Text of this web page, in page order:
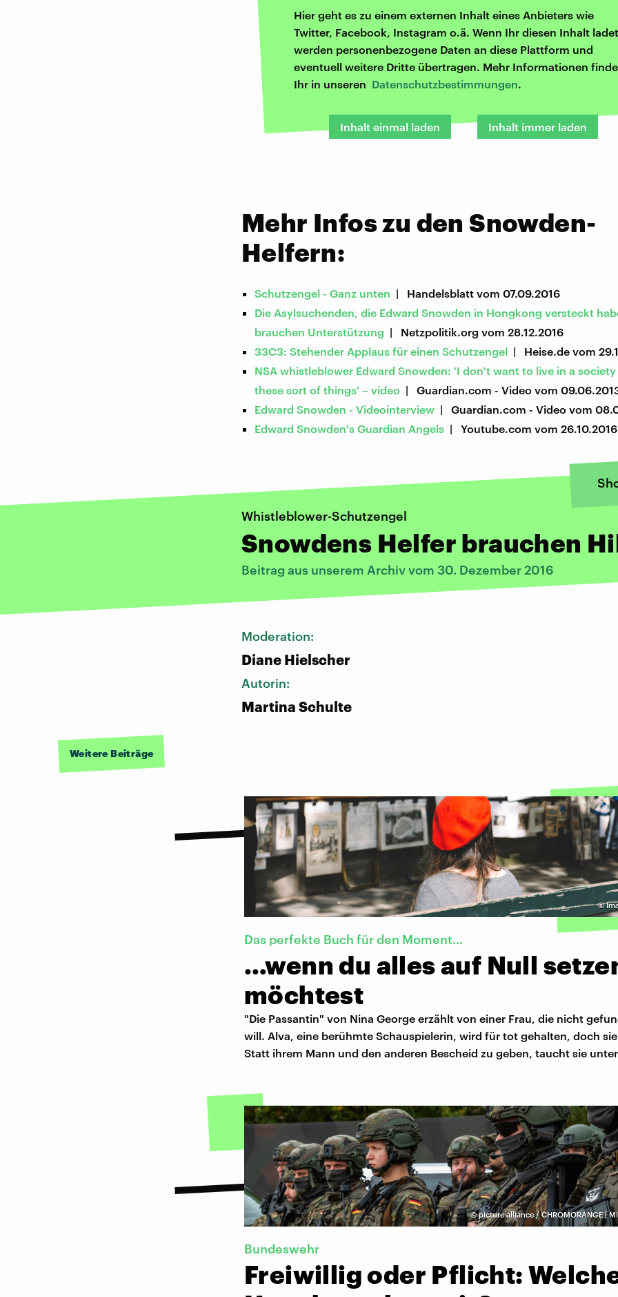
Hier geht es zu einem externen Inhalt eines Anbieters wie
Twitter, Facebook, Instagram o.ä. Wenn Ihr diesen Inhalt
werden personenbezogene Daten an diese Plattform und
eventuell weitere Dritte übertragen. Mehr Informationen
Ihr in unseren Datenschutzbestimmungen.
Inhalt einmal laden Inhalt immer laden
Mehr Infos zu den Snowden-
Helfern:
Schutzengel - Ganz unten | Handelsblatt vom 07.09.2016
Die Asylsuchenden, die Edward Snowden in Hongkong versteckt
brauchen Unterstützung | Netzpolitik.org vom 28.12.2016
33C3: Stehender Applaus für einen Schutzengel | Heise.de vom
NSA whistleblower Edward Snowden: 'I don't want to live in a
these sort of things' – video | Guardian.com - Video vom
Edward Snowden - Videointerview | Guardian.com - Video vom
Edward Snowden's Guardian Angels | Youtube.com vom 26.10.2016
Whistleblower-Schutzengel
Snowdens Helfer brauchen
Beitrag aus unserem Archiv vom 30. Dezember 2016
Moderation:
Diane Hielscher
Autorin:
Martina Schulte
Weitere Beiträge
©
Das perfekte Buch für den Moment...
…wenn du alles auf Null
möchtest
"Die Passantin" von Nina George erzählt von einer Frau, die nicht
will. Alva, eine berühmte Schauspielerin, wird für tot gehalten, doch
Statt ihrem Mann und den anderen Bescheid zu geben, taucht sie
©picture alliance / CHROMORANGE |
Bundeswehr
Freiwillig oder Pflicht: